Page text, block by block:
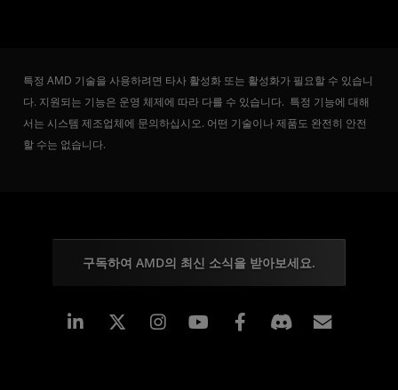
특정 AMD 기술을 사용하려면 타사 활성화 또는 활성화가 필요할 수 있습니
다. 지원되는 기능은 운영 체제에 따라 다를 수 있습니다. 특정 기능에 대해
서는 시스템 제조업체에 문의하십시오. 어떤 기술이나 제품도 완전히 안전
할 수는 없습니다.
구독하여 AMD의 최신 소식을 받아보세요.
Linkedin Instagram Facebook